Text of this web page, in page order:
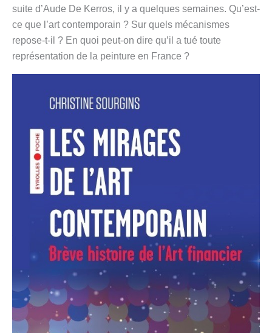
suite d’Aude De Kerros, il y a quelques semaines. Qu’est-
ce que l’art contemporain ? Sur quels mécanismes
repose-t-il ? En quoi peut-on dire qu’il a tué toute
représentation de la peinture en France ?